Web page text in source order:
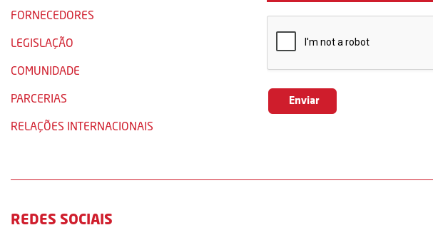
FORNECEDORES
LEGISLAÇÃO
COMUNIDADE
PARCERIAS
RELAÇÕES INTERNACIONAIS
REDES SOCIAIS